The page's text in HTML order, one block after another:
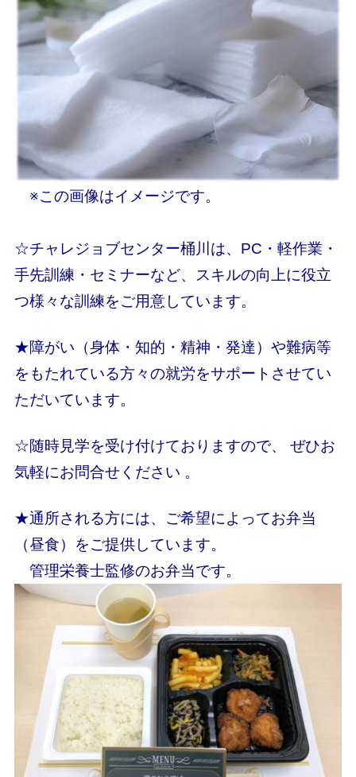
※この画像はイメージです。
☆チャレジョブセンター桶川は、PC・軽作業・
手先訓練・セミナーなど、スキルの向上に役立
つ様々な訓練をご用意しています。
★障がい（身体・知的・精神・発達）や難病等
をもたれている方々の就労をサポートさせてい
ただいています。
☆随時見学を受け付けておりますので、 ぜひお
気軽にお問合せください 。
★通所される方には、ご希望によってお弁当
（昼食）をご提供しています。
管理栄養士監修のお弁当です。